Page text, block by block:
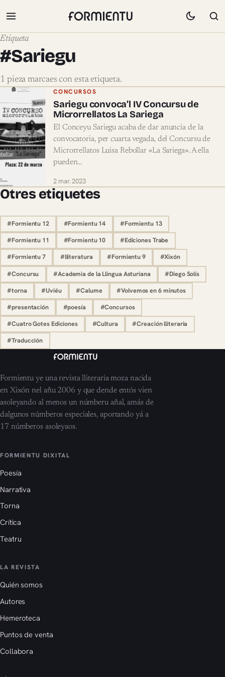
Etiqueta
#Sariegu
1 pieza marcaes con esta etiqueta.
Pieces marcaes con #Sariegu
CONCURSOS
Sariegu convoca’l IV Concursu de
Microrrellatos La Sariega
El Conceyu Sariegu acaba de dar anuncia de la
convocatoria, per cuarta vegada, del Concursu de
Microrrellatos Luisa Rebollar «La Sariega». A ella
pueden…
2 mar. 2023
Otres etiquetes
#Formientu 12 #Formientu 14 #Formientu 13
#Formientu 11 #Formientu 10 #Ediciones Trabe
#Formientu 7 #lliteratura #Formientu 9 #Xixón
#Concursu #Academia de la Llingua Asturiana #Diego Solís
#torna #Uviéu #Calume #Volvemos en 6 minutos
#presentación #poesía #Concursos
#Cuatro Gotes Ediciones #Cultura #Creación lliteraria
#Traducción
Formientu ye una revista lliteraria moza nacida
en Xixón nel añu 2006 y que dende entós vien
asoleyando al menos un númberu añal, amás de
dalgunos númberos especiales, aportando yá a
17 númberos asoleyaos.
FORMIENTU DIXITAL
Poesía
Narrativa
Torna
Crítica
Teatru
LA REVISTA
Quién somos
Autores
Hemeroteca
Puntos de venta
Collabora